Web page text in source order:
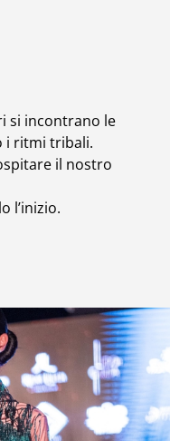
si incontrano le
i ritmi tribali.
il nostro
l’inizio.